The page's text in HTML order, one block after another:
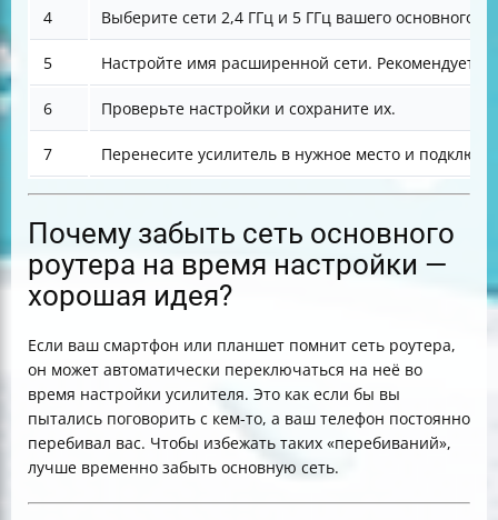
4 Выберите сети 2,4 ГГц и 5 ГГц вашего основного
5 Настройте имя расширенной сети.
6 Проверьте настройки и сохраните их.
7 Перенесите усилитель в нужное место и
Почему забыть сеть основного
роутера на время настройки —
хорошая идея?
Если ваш смартфон или планшет помнит сеть роутера,
он может автоматически переключаться на неё во
время настройки усилителя. Это как если бы вы
пытались поговорить с кем-то, а ваш телефон постоянно
перебивал вас. Чтобы избежать таких «перебиваний»,
лучше временно забыть основную сеть.